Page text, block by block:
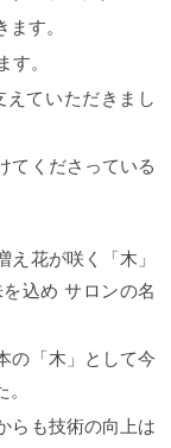
す。
す。
えていただきまし
てくださっている
え花が咲く「木」
込め サロンの名
の「木」として今
らも技術の向上は